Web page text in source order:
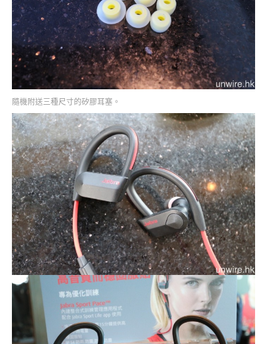
隨機附送三種尺寸的矽膠耳塞。